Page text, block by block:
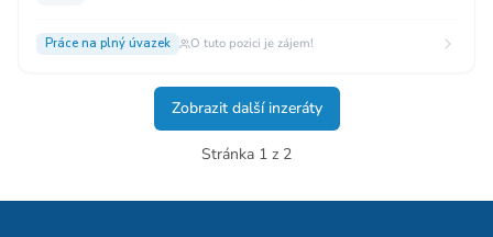
Práce na plný úvazek O tuto pozici je zájem!
Zobrazit další inzeráty
Stránka 1 z 2